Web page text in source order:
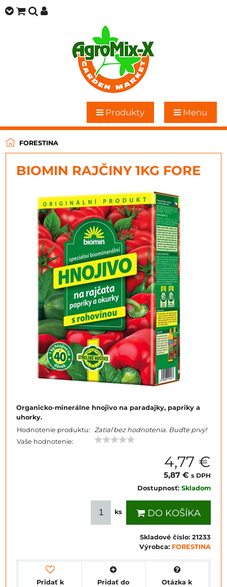
Produkty Menu
FORESTINA
BIOMIN RAJČINY 1KG FORE
Organicko-minerálne hnojivo na paradajky, papriky a
uhorky.
Hodnotenie produktu: Zatiaľ bez hodnotenia. Buďte prvý!
Vaše hodnotenie:
4,77 €
5,87 € s DPH
Dostupnosť: Skladom
ks DO KOŠÍKA
Skladové číslo: 21233
Výrobca: FORESTINA
Pridať k
Pridať do
Otázka k